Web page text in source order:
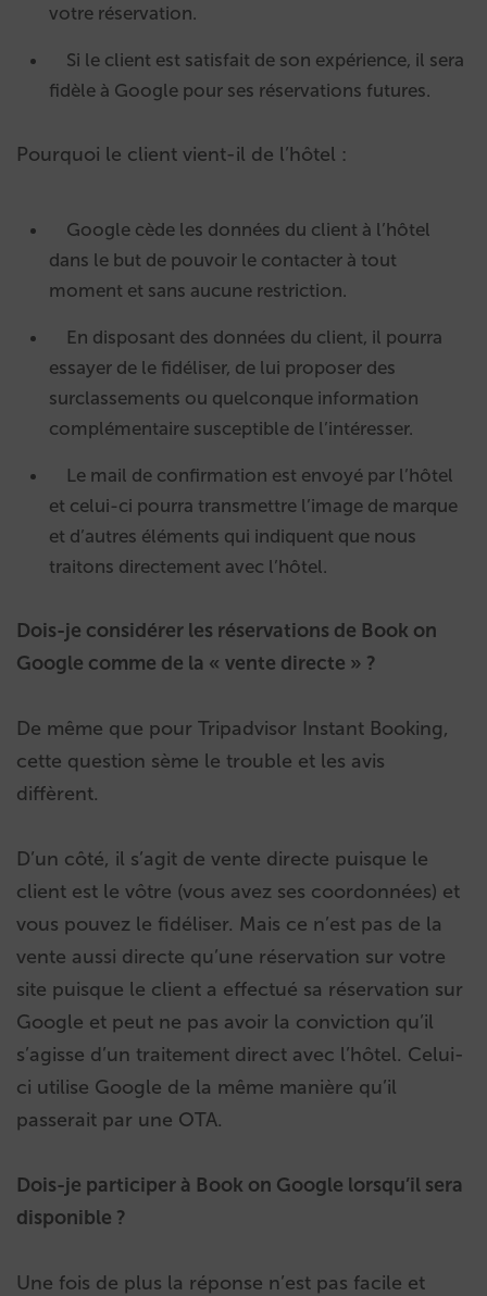
votre réservation.
Si le client est satisfait de son expérience, il sera
fidèle à Google pour ses réservations futures.
Pourquoi le client vient-il de l’hôtel :
Google cède les données du client à l’hôtel
dans le but de pouvoir le contacter à tout
moment et sans aucune restriction.
En disposant des données du client, il pourra
essayer de le fidéliser, de lui proposer des
surclassements ou quelconque information
complémentaire susceptible de l’intéresser.
Le mail de confirmation est envoyé par l’hôtel
et celui-ci pourra transmettre l’image de marque
et d’autres éléments qui indiquent que nous
traitons directement avec l’hôtel.
Dois-je considérer les réservations de Book on
Google comme de la « vente directe » ?
De même que pour Tripadvisor Instant Booking,
cette question sème le trouble et les avis
diffèrent.
D’un côté, il s’agit de vente directe puisque le
client est le vôtre (vous avez ses coordonnées) et
vous pouvez le fidéliser. Mais ce n’est pas de la
vente aussi directe qu’une réservation sur votre
site puisque le client a effectué sa réservation sur
Google et peut ne pas avoir la conviction qu’il
s’agisse d’un traitement direct avec l’hôtel. Celui-
ci utilise Google de la même manière qu’il
passerait par une OTA.
Dois-je participer à Book on Google lorsqu’il sera
disponible ?
Une fois de plus la réponse n’est pas facile et